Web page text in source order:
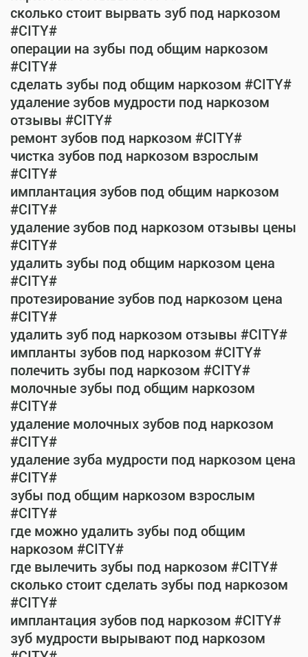
сколько стоит вырвать зуб под наркозом
#CITY#
операции на зубы под общим наркозом
#CITY#
сделать зубы под общим наркозом #CITY#
удаление зубов мудрости под наркозом
отзывы #CITY#
ремонт зубов под наркозом #CITY#
чистка зубов под наркозом взрослым
#CITY#
имплантация зубов под общим наркозом
#CITY#
удаление зубов под наркозом отзывы цены
#CITY#
удалить зубы под общим наркозом цена
#CITY#
протезирование зубов под наркозом цена
#CITY#
удалить зуб под наркозом отзывы #CITY#
импланты зубов под наркозом #CITY#
полечить зубы под наркозом #CITY#
молочные зубы под общим наркозом
#CITY#
удаление молочных зубов под наркозом
#CITY#
удаление зуба мудрости под наркозом цена
#CITY#
зубы под общим наркозом взрослым
#CITY#
где можно удалить зубы под общим
наркозом #CITY#
где вылечить зубы под наркозом #CITY#
сколько стоит сделать зубы под наркозом
#CITY#
имплантация зубов под наркозом #CITY#
зуб мудрости вырывают под наркозом